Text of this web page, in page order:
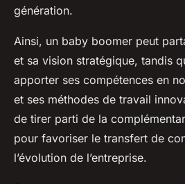
génération.
Ainsi, un baby boomer peut
et sa vision stratégique, tandis
apporter ses compétences en
et ses méthodes de travail
de tirer parti de la
pour favoriser le transfert de
l’évolution de l’entreprise.